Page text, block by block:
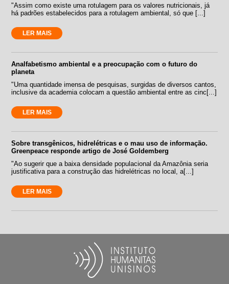
"Assim como existe uma rotulagem para os valores nutricionais, já
há padrões estabelecidos para a rotulagem ambiental, só que [...]
LER MAIS
Analfabetismo ambiental e a preocupação com o futuro do
planeta
"Uma quantidade imensa de pesquisas, surgidas de diversos cantos,
inclusive da academia colocam a questão ambiental entre as cinc[...]
LER MAIS
Sobre transgênicos, hidrelétricas e o mau uso de informação.
Greenpeace responde artigo de José Goldemberg
"Ao sugerir que a baixa densidade populacional da Amazônia seria
justificativa para a construção das hidrelétricas no local, a[...]
LER MAIS